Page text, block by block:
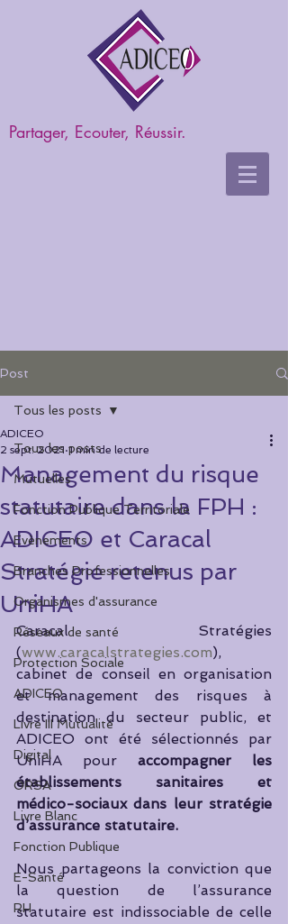
Partager, Ecouter, Réussir.
Post
Tous les posts
Mutuelles
Fonction Publique Territoriale
Evènements
Branches Professionnelles
Organismes d'assurance
Réseaux de santé
Protection Sociale
ADICEO
Livre III Mutualité
Digital
ORSA
Livre Blanc
Fonction Publique
E-Santé
RH
Tous les posts
Management du risque
statutaire dans la FPH :
ADICEO et Caracal
Stratégie retenus par
UniHA
ADICEO
2 sept. 2021 1 min de lecture
Caracal Stratégies
(www.caracalstrategies.com),
cabinet de conseil en organisation
et management des risques à
destination du secteur public, et
ADICEO ont été sélectionnés par
UniHA pour accompagner les
établissements sanitaires et
médico-sociaux dans leur stratégie
d’assurance statutaire.
Nous partageons la conviction que
la question de l’assurance
statutaire est indissociable de celle